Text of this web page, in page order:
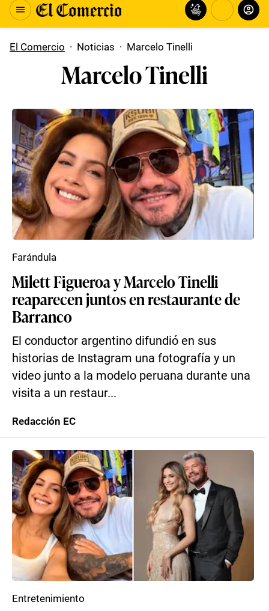
El Comercio · Noticias · Marcelo Tinelli
Marcelo Tinelli
Milett Figueroa y Marcelo Tinelli
reaparecen juntos en restaurante de
Barranco
El conductor argentino difundió en sus
historias de Instagram una fotografía y un
video junto a la modelo peruana durante una
visita a un restaur...
Farándula
Redacción EC
Entretenimiento